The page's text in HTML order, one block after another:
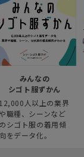
みんなの
シゴト服ずかん
12,000人以上の業界
や職種、シーンなど
のシゴト服の着用傾
向をデータ化。